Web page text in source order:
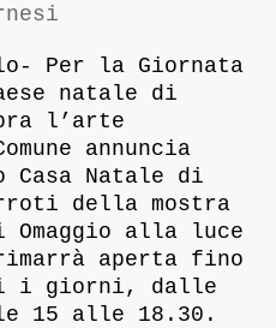
Per la Giornata
natale di
l’arte
annuncia
Casa Natale di
della mostra
Omaggio alla luce
aperta fino
i giorni, dalle
15 alle 18.30.